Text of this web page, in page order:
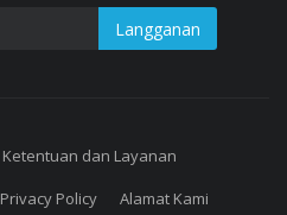
Ketentuan dan Layanan
Privacy Policy Alamat Kami